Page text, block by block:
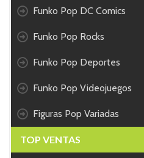
Funko Pop DC Comics
Funko Pop Rocks
Funko Pop Deportes
Funko Pop Videojuegos
Figuras Pop Variadas
TOP VENTAS